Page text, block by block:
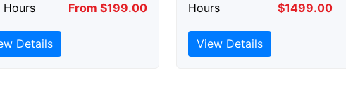
Hours From $199.00
Details
Hours
$1499.00
View Details